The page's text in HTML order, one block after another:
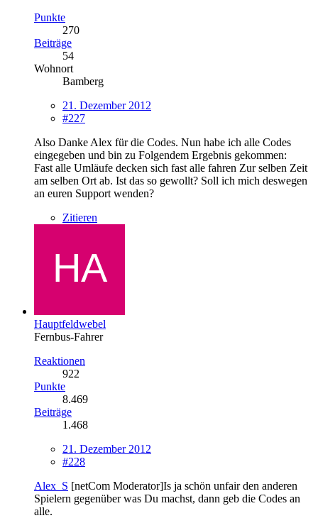
Punkte
270
Beiträge
54
Wohnort
Bamberg
21. Dezember 2012
#227
Also Danke Alex für die Codes. Nun habe ich alle Codes
eingegeben und bin zu Folgendem Ergebnis gekommen:
Fast alle Umläufe decken sich fast alle fahren Zur selben Zeit
am selben Ort ab. Ist das so gewollt? Soll ich mich deswegen
an euren Support wenden?
Zitieren
Hauptfeldwebel
Fernbus-Fahrer
Reaktionen
922
Punkte
8.469
Beiträge
1.468
21. Dezember 2012
#228
Alex_S [netCom Moderator]Is ja schön unfair den anderen
Spielern gegenüber was Du machst, dann geb die Codes an
alle.